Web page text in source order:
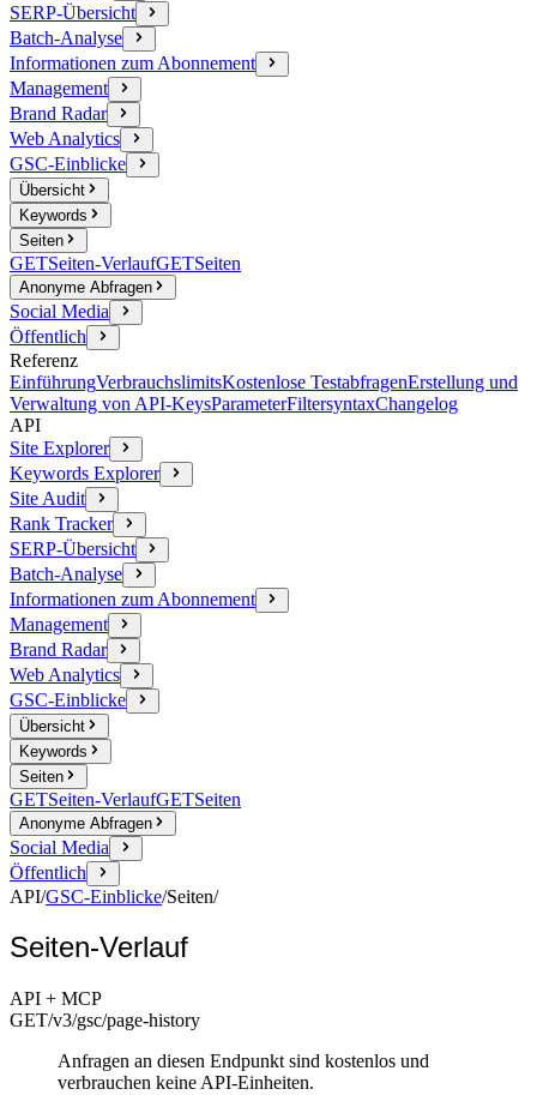
SERP-Übersicht
Batch-Analyse
Informationen zum Abonnement
Management
Brand Radar
Web Analytics
GSC-Einblicke
Übersicht
Keywords
Seiten
GETSeiten-VerlaufGETSeiten
Anonyme Abfragen
Social Media
Öffentlich
Referenz
EinführungVerbrauchslimitsKostenlose TestabfragenErstellung und
Verwaltung von API-KeysParameterFiltersyntaxChangelog
API
Site Explorer
Keywords Explorer
Site Audit
Rank Tracker
SERP-Übersicht
Batch-Analyse
Informationen zum Abonnement
Management
Brand Radar
Web Analytics
GSC-Einblicke
Übersicht
Keywords
Seiten
GETSeiten-VerlaufGETSeiten
Anonyme Abfragen
Social Media
Öffentlich
API/GSC-Einblicke/Seiten/
Seiten-Verlauf
API + MCP
GET/v3/gsc/page-history
Anfragen an diesen Endpunkt sind kostenlos und
verbrauchen keine API-Einheiten.